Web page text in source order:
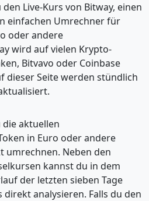
Live-Kurs von Bitway, einen
einfachen Umrechner für
oder andere
wird auf vielen Krypto-
Bitvavo oder Coinbase
dieser Seite werden stündlich
aktuellen
in Euro oder andere
Neben den
kannst du in dem
der letzten sieben Tage
analysieren. Falls du den